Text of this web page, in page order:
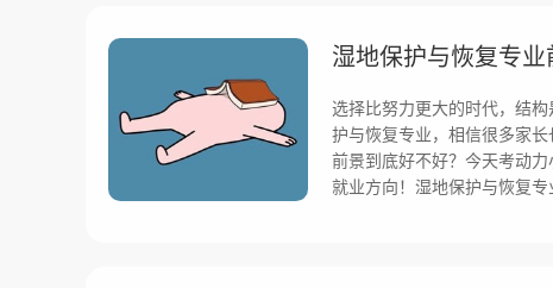
湿地保护与恢复专
选择比努力更大的时代，结
护与恢复专业，相信很多家
前景到底好不好？今天考动
就业方向！湿地保护与恢复